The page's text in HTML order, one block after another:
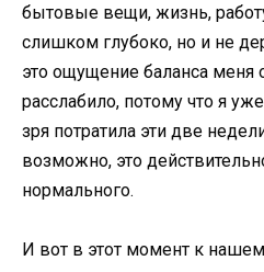
бытовые вещи, жизнь,
слишком глубоко, но и не
это ощущение баланса меня
расслабило, потому что я
зря потратила эти две
возможно, это
нормального.
И вот в этот момент к